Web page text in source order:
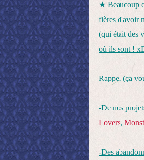
★ Beaucoup
fières d'avoir
(qui était des
où ils sont !
Rappel (ça
-De nos
Lovers,
-Des